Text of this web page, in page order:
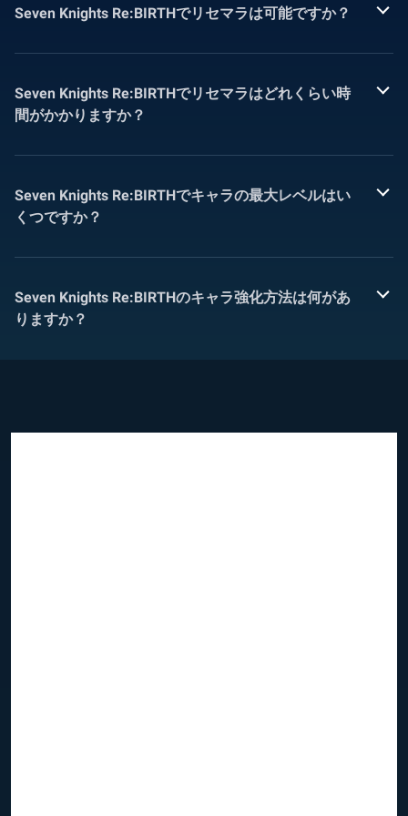
Seven Knights Re:BIRTHでリセマラは可能ですか？
Seven Knights Re:BIRTHでリセマラはどれくらい時
間がかかりますか？
Seven Knights Re:BIRTHでキャラの最大レベルはい
くつですか？
Seven Knights Re:BIRTHのキャラ強化方法は何があ
りますか？